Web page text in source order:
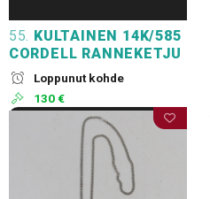
55. KULTAINEN 14K/585
CORDELL RANNEKETJU
Loppunut kohde
130 €